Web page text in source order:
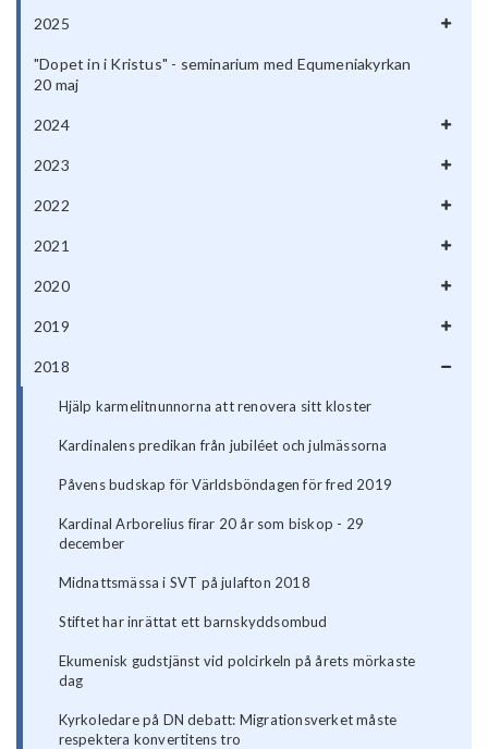
2025
"Dopet in i Kristus" - seminarium med Equmeniakyrkan
20 maj
2024
2023
2022
2021
2020
2019
2018
Hjälp karmelitnunnorna att renovera sitt kloster
Kardinalens predikan från jubiléet och julmässorna
Påvens budskap för Världsböndagen för fred 2019
Kardinal Arborelius firar 20 år som biskop - 29
december
Midnattsmässa i SVT på julafton 2018
Stiftet har inrättat ett barnskyddsombud
Ekumenisk gudstjänst vid polcirkeln på årets mörkaste
dag
Kyrkoledare på DN debatt: Migrationsverket måste
respektera konvertitens tro